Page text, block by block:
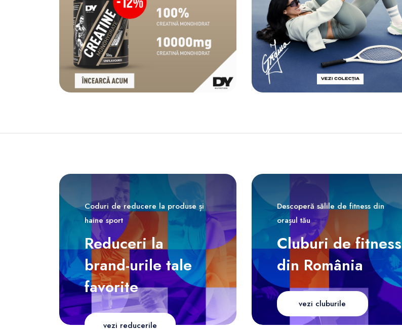
Coduri de reducere la produse și
haine sport
Reduceri la
brand-urile tale
favorite
vezi reducerile
Descoperă sălile de fitness din
orașul tău
Cluburi de fitness
din România
vezi cluburile